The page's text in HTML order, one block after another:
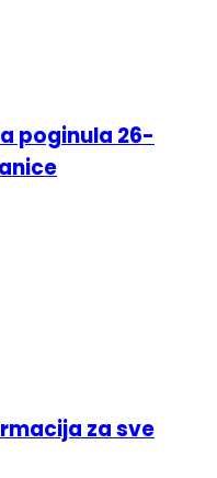
poginula 26-
za sve